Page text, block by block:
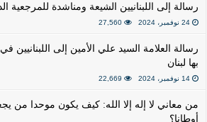
رسالة إلى اللبنانيين الشيعة ومناشدة للمرجعية
24 نوفمبر، 2024 27,560
رسالة العلامة السيد علي الأمين إلى اللبنانيين
بها لبنان
14 نوفمبر، 2024 22,669
من معاني لا إله إلا الله: كيف يكون موحدا من
أوطانا؟